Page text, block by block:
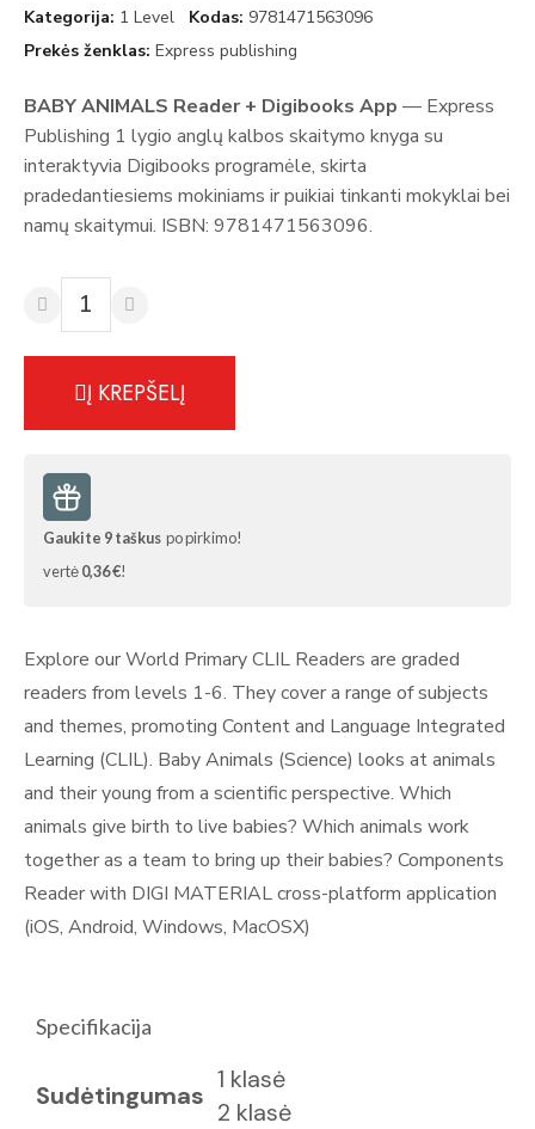
Kategorija 1 Level Kodas 9781471563096
Prekės ženklas Express publishing
BABY ANIMALS Reader + Digibooks App — Express
Publishing 1 lygio anglų kalbos skaitymo knyga su
interaktyvia Digibooks programėle, skirta
pradedantiesiems mokiniams ir puikiai tinkanti mokyklai bei
namų skaitymui. ISBN: 9781471563096.
Į KREPŠELĮ
Gaukite 9taškus po pirkimo!
vertė0,36 €!
Explore our World Primary CLIL Readers are graded
readers from levels 1-6. They cover a range of subjects
and themes, promoting Content and Language Integrated
Learning (CLIL). Baby Animals (Science) looks at animals
and their young from a scientific perspective. Which
animals give birth to live babies? Which animals work
together as a team to bring up their babies? Components
Reader with DIGI MATERIAL cross-platform application
(iOS, Android, Windows, MacOSX)
Specifikacija
Sudėtingumas
1 klasė
2 klasė